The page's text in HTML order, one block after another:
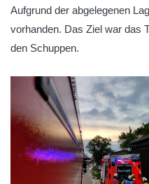
Aufgrund der abgelegenen
vorhanden. Das Ziel war das
den Schuppen.